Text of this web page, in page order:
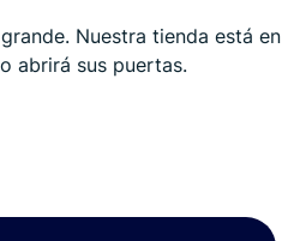
Nuestra tienda está en
abrirá sus puertas.